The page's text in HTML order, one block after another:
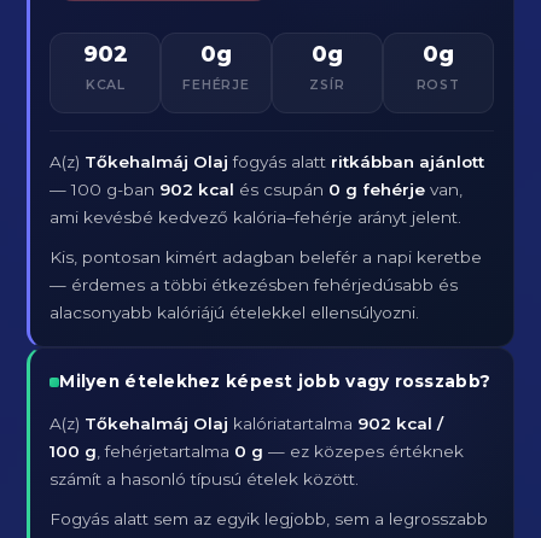
902
KCAL
0g
FEHÉRJE
0g
ZSÍR
0g
ROST
A(z) Tőkehalmáj Olaj fogyás alatt ritkábban ajánlott
— 100 g-ban 902 kcal és csupán 0 g fehérje van,
ami kevésbé kedvező kalória–fehérje arányt jelent.
Kis, pontosan kimért adagban belefér a napi keretbe
— érdemes a többi étkezésben fehérjedúsabb és
alacsonyabb kalóriájú ételekkel ellensúlyozni.
Milyen ételekhez képest jobb vagy rosszabb?
A(z) Tőkehalmáj Olaj kalóriatartalma 902 kcal /
100 g , fehérjetartalma 0 g — ez közepes értéknek
számít a hasonló típusú ételek között.
Fogyás alatt sem az egyik legjobb, sem a legrosszabb